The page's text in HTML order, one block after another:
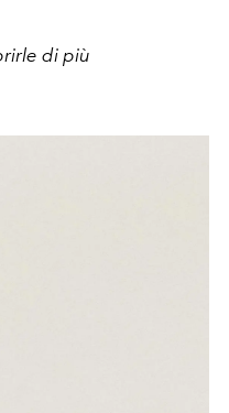
di più